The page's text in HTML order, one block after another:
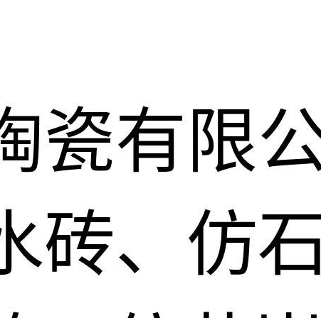
瓷有限
砖、仿